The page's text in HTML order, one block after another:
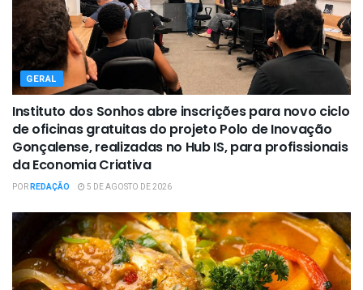
GERAL
Instituto dos Sonhos abre inscrições para novo ciclo
de oficinas gratuitas do projeto Polo de Inovação
Gonçalense, realizadas no Hub IS, para profissionais
da Economia Criativa
PORREDAÇÃO 5 DE AGOSTO DE 2026